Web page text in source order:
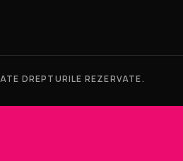
DREPTURILE REZERVATE.